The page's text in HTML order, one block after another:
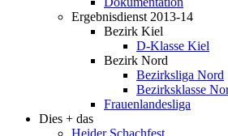
Ergebnisdienst 2013-14
Bezirk Kiel
D-Klasse Kiel
Bezirk Nord
Bezirksliga Nord
Bezirksklasse
Frauenlandesliga
Dies + das